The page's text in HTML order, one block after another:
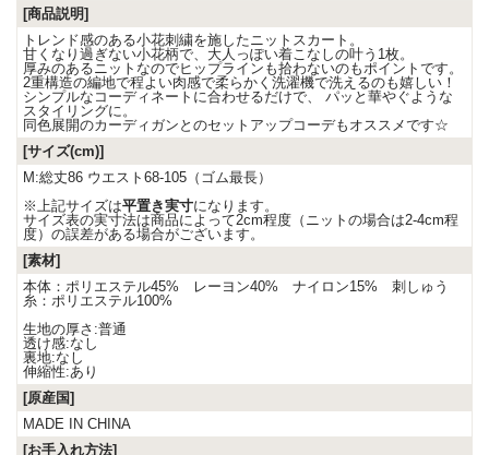
[商品説明]
トレンド感のある小花刺繍を施したニットスカート。
甘くなり過ぎない小花柄で、大人っぽい着こなしの叶う1枚。
厚みのあるニットなのでヒップラインも拾わないのもポイントです。
2重構造の編地で程よい肉感で柔らかく洗濯機で洗えるのも嬉しい！
シンプルなコーディネートに合わせるだけで、 パッと華やぐような
スタイリングに。
同色展開のカーディガンとのセットアップコーデもオススメです☆
[サイズ(cm)]
M:総丈86 ウエスト68-105（ゴム最長）
※上記サイズは平置き実寸になります。
サイズ表の実寸法は商品によって2cm程度（ニットの場合は2-4cm程
度）の誤差がある場合がございます。
[素材]
本体：ポリエステル45% レーヨン40% ナイロン15% 刺しゅう
糸：ポリエステル100%
生地の厚さ:普通
透け感:なし
裏地:なし
伸縮性:あり
[原産国]
MADE IN CHINA
[お手入れ方法]